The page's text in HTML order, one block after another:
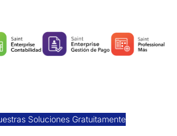
Soluciones Gratuitamente